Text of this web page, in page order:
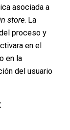
asociada a
store. La
proceso y
en el
en la
del usuario